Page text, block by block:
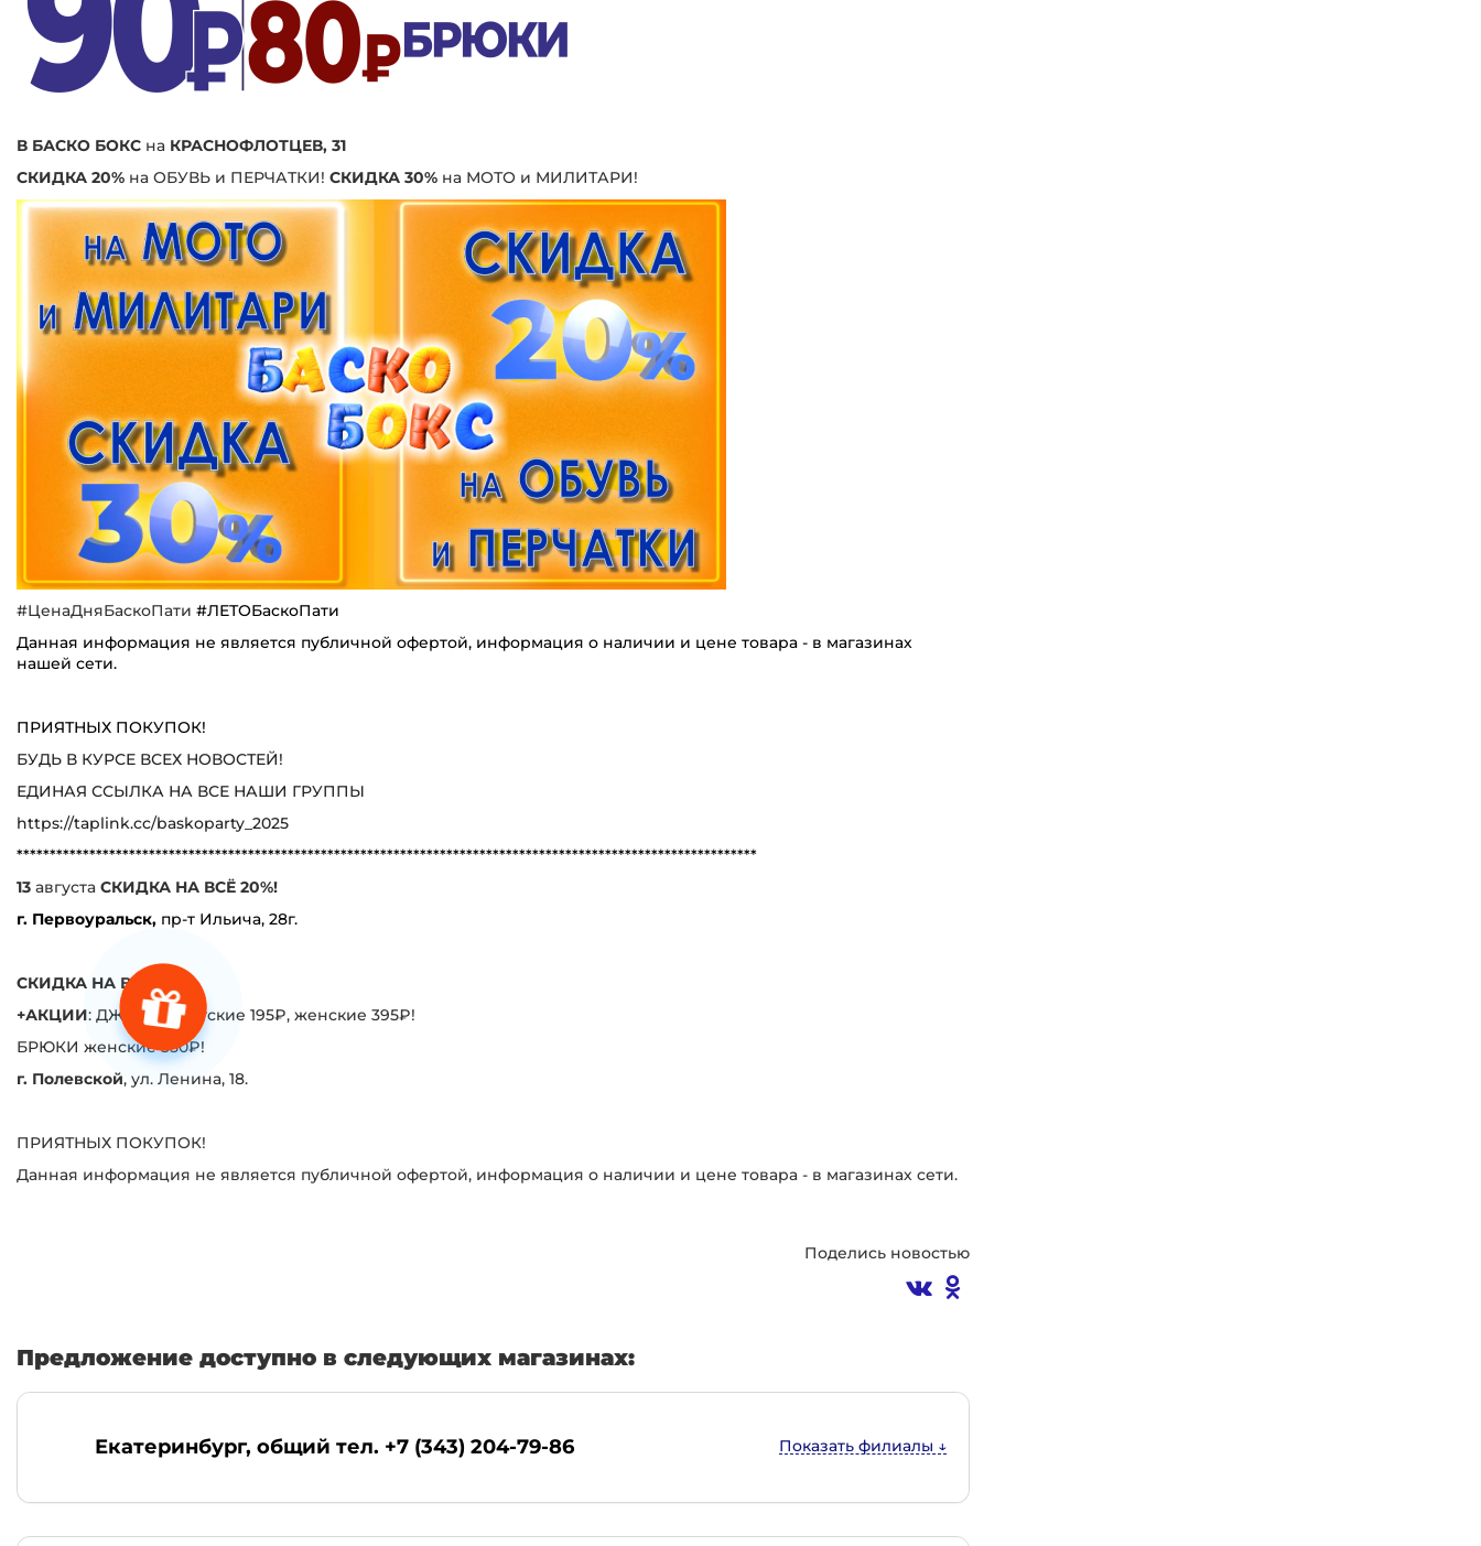
В БАСКО БОКС на КРАСНОФЛОТЦЕВ, 31
СКИДКА 20% на ОБУВЬ и ПЕРЧАТКИ! СКИДКА 30% на МОТО и МИЛИТАРИ!
#ЦенаДняБаскоПати #ЛЕТОБаскоПати
Данная информация не является публичной офертой, информация о наличии и цене товара - в магазинах
нашей сети.
ПРИЯТНЫХ ПОКУПОК!
БУДЬ В КУРСЕ ВСЕХ НОВОСТЕЙ!
ЕДИНАЯ ССЫЛКА НА ВСЕ НАШИ ГРУППЫ
https://taplink.cc/baskoparty_2025
****************************************************************************************************************
13 августа СКИДКА НА ВСЁ 20%!
г. Первоуральск, пр-т Ильича, 28г.
СКИДКА НА ВСЁ 60%!
+АКЦИИ: ДЖИНСЫ детские 195₽, женские 395₽!
БРЮКИ женские 350₽!
г. Полевской, ул. Ленина, 18.
ПРИЯТНЫХ ПОКУПОК!
Данная информация не является публичной офертой, информация о наличии и цене товара - в магазинах сети.
Поделись новостью
Предложение доступно в следующих магазинах:
Екатеринбург, общий тел. +7 (343) 204-79-86